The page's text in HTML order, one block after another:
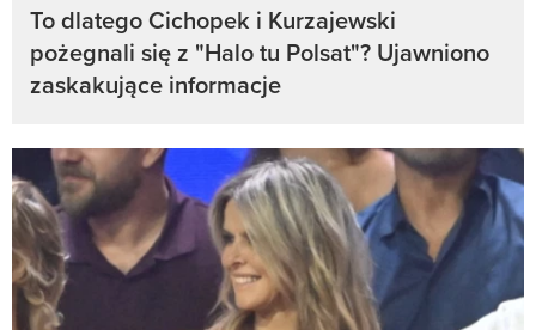
To dlatego Cichopek i Kurzajewski
pożegnali się z "Halo tu Polsat"? Ujawniono
zaskakujące informacje